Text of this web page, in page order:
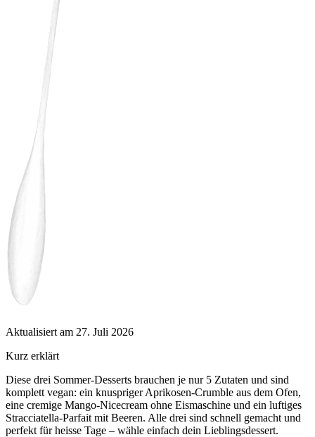
Aktualisiert am 27. Juli 2026
Kurz erklärt
Diese drei Sommer-Desserts brauchen je nur 5 Zutaten und sind
komplett vegan: ein knuspriger Aprikosen-Crumble aus dem Ofen,
eine cremige Mango-Nicecream ohne Eismaschine und ein luftiges
Stracciatella-Parfait mit Beeren. Alle drei sind schnell gemacht und
perfekt für heisse Tage – wähle einfach dein Lieblingsdessert.